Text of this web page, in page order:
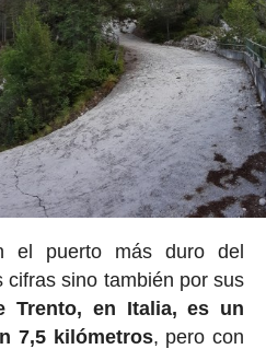
el puerto más duro del
cifras sino también por sus
Trento, en Italia, es un
7,5 kilómetros, pero con